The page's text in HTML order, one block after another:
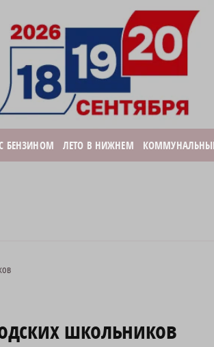
БЕНЗИНОМ ЛЕТО В НИЖНЕМ
школьников